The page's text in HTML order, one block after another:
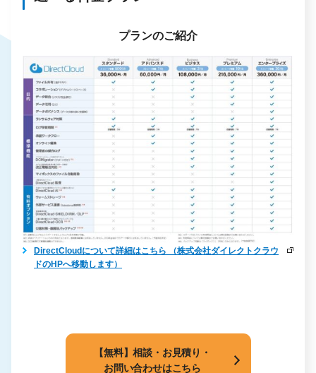
プランのご紹介
DirectCloudについて詳細はこちら （株式会社ダイレクトクラウ
ドのHPへ移動します）
【無料】相談・お見積り・
お問い合わせはこちら